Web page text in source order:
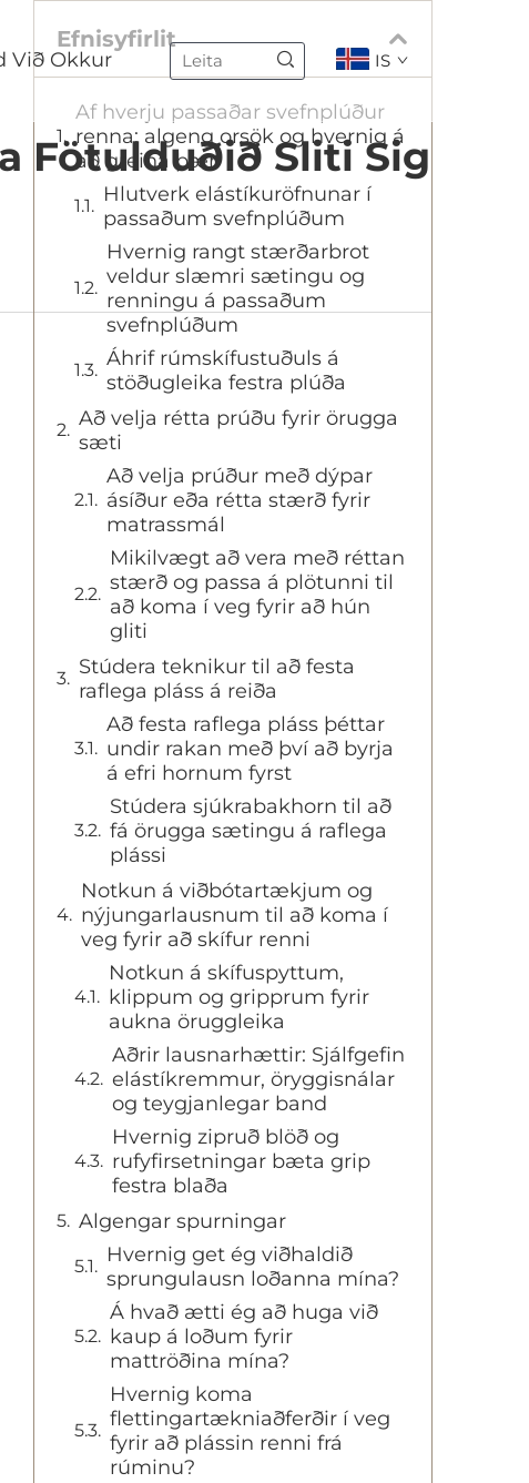
Við Okkur IS
Fötulduðið Sliti Sig
Efnisyfirlit
Af hverju passaðar svefnplúður
renna: algeng orsök og hvernig á
að greina þær
Hlutverk elástíkuröfnunar í
passaðum svefnplúðum
Hvernig rangt stærðarbrot
veldur slæmri sætingu og
renningu á passaðum
svefnplúðum
Áhrif rúmskífustuðuls á
stöðugleika festra plúða
Að velja rétta prúðu fyrir örugga
sæti
Að velja prúður með dýpar
ásíður eða rétta stærð fyrir
matrassmál
Mikilvægt að vera með réttan
stærð og passa á plötunni til
að koma í veg fyrir að hún
gliti
Stúdera teknikur til að festa
raflega pláss á reiða
Að festa raflega pláss þéttar
undir rakan með því að byrja
á efri hornum fyrst
Stúdera sjúkrabakhorn til að
fá örugga sætingu á raflega
plássi
Notkun á viðbótartækjum og
nýjungarlausnum til að koma í
veg fyrir að skífur renni
Notkun á skífuspyttum,
klippum og gripprum fyrir
aukna öruggleika
Aðrir lausnarhættir: Sjálfgefin
elástíkremmur, öryggisnálar
og teygjanlegar band
Hvernig zipruð blöð og
rufyfirsetningar bæta grip
festra blaða
Algengar spurningar
Hvernig get ég viðhaldið
sprungulausn loðanna mína?
Á hvað ætti ég að huga við
kaup á loðum fyrir
mattröðina mína?
Hvernig koma
flettingartækniaðferðir í veg
fyrir að plássin renni frá
rúminu?